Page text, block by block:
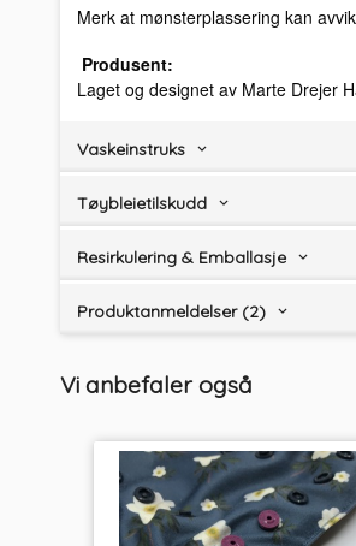
Merk at mønsterplassering kan
Produsent:
Laget og designet av Marte Drejer
Vaskeinstruks
Tøybleietilskudd
Resirkulering & Emballasje
Produktanmeldelser (2)
Vi anbefaler også